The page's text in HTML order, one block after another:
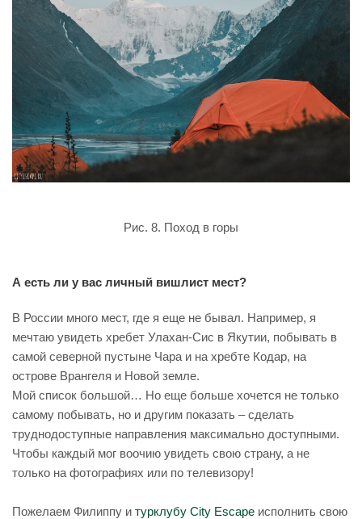
Рис. 8. Поход в горы
А есть ли у вас личный вишлист мест?
В России много мест, где я еще не бывал. Например, я
мечтаю увидеть хребет Улахан-Сис в Якутии, побывать в
самой северной пустыне Чара и на хребте Кодар, на
острове Врангеля и Новой земле.
Мой список большой… Но еще больше хочется не только
самому побывать, но и другим показать – сделать
труднодоступные направления максимально доступными.
Чтобы каждый мог воочию увидеть свою страну, а не
только на фотографиях или по телевизору!
Пожелаем Филиппу и турклубу City Escape исполнить свою